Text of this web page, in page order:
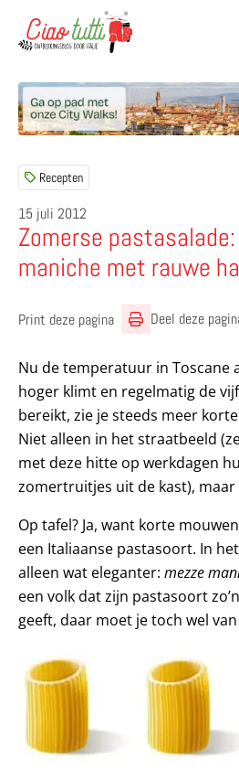
Recepten
15 juli 2012
Zomerse
maniche met rauwe
Print deze pagina Deel deze
Nu de temperatuur in Toscane
hoger klimt en regelmatig de
bereikt, zie je steeds meer
Niet alleen in het straatbeeld
met deze hitte op werkdagen
zomertruitjes uit de kast), maar
Op tafel? Ja, want korte
een Italiaanse pastasoort. In
alleen wat eleganter: mezze
een volk dat zijn pastasoort
geeft, daar moet je toch wel